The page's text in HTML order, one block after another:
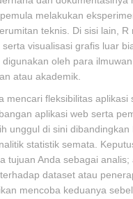
melakukan
teknis. Di sisi lain, R
visualisasi grafis luar
oleh para
atau akademik.
mencari fleksibilitas
aplikasi web serta
unggul di sini dibandingkan
statistik semata.
tujuan Anda sebagai analis;
dataset atau
mencoba keduanya